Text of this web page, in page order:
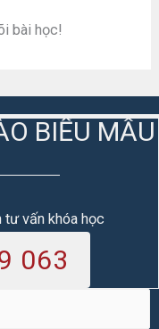
bài học!
BIỂU MẪU
tư vấn khóa học
063